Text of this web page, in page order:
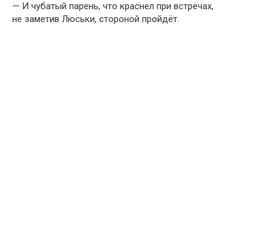
— И чубатый парень, что краснел при встречах,
не заметив Люськи, стороной пройдёт.